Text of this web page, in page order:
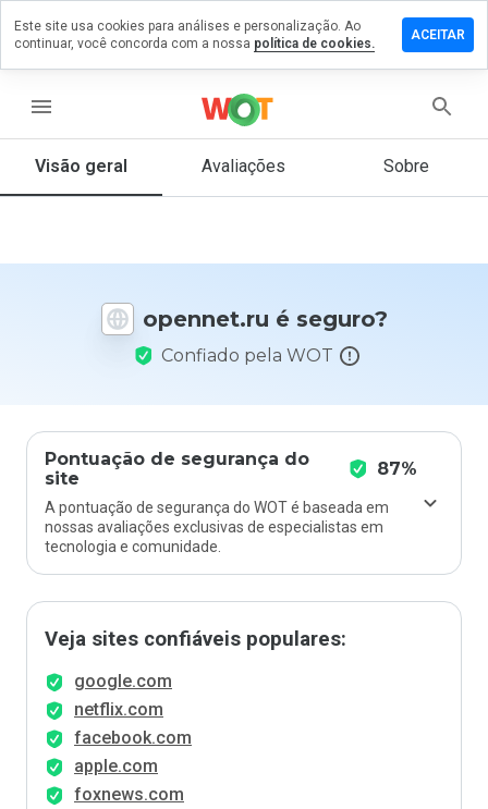
menu
Visão geral Avaliações Sobre
opennet.ru é seguro?
Confiado pela WOT
Pontuação de segurança do
site
87%
A pontuação de segurança do WOT é baseada em
nossas avaliações exclusivas de especialistas em
tecnologia e comunidade.
Veja sites confiáveis populares:
google.com
netflix.com
facebook.com
apple.com
foxnews.com
um
que
Este site usa cookies para análises e personalização. Ao
continuar, você concorda com a nossa política de cookies.
ACEITAR